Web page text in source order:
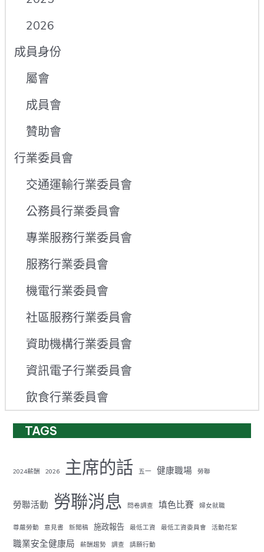
2026
成員身份
屬會
成員會
贊助會
行業委員會
交通運輸行業委員會
公務員行業委員會
專業服務行業委員會
服務行業委員會
機電行業委員會
社區服務行業委員會
資助機構行業委員會
資訊電子行業委員會
飲食行業委員會
TAGS
2024薪酬 2026 主席的話 五一 健康職場 勞聯
勞聯活動 勞聯消息 問卷調查 填色比賽 婦女就職
尊嚴勞動 意見書 新聞稿 施政報告 最低工資 最低工資委員會 活動花絮
職業安全健康局 薪酬趨勢 調查 請願行動